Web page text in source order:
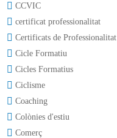
CCVIC
certificat professionalitat
Certificats de Professionalitat
Cicle Formatiu
Cicles Formatius
Ciclisme
Coaching
Colònies d'estiu
Comerç